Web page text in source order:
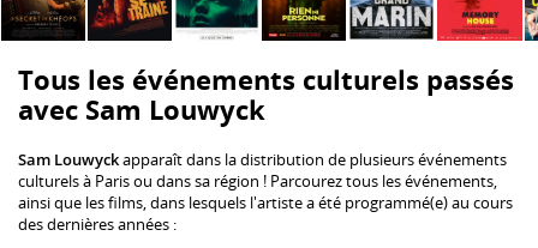
Tous les événements culturels passés
avec Sam Louwyck
Sam Louwyckapparaît dans la distribution de plusieurs événements
culturels à Paris ou dans sa région ! Parcourez tous les événements,
ainsi que les films, dans lesquels l'artiste a été programmé(e) au cours
des dernières années :